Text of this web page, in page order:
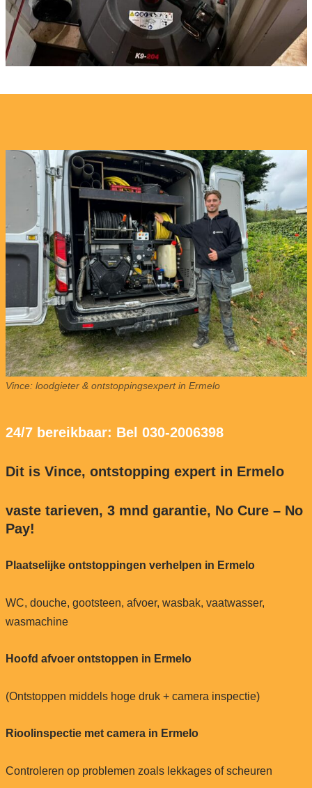
Vince: loodgieter & ontstoppingsexpert in Ermelo
24/7 bereikbaar: Bel 030-2006398
Dit is Vince, ontstopping expert in Ermelo
vaste tarieven, 3 mnd garantie, No Cure – No
Pay!
Plaatselijke ontstoppingen verhelpen in Ermelo
WC, douche, gootsteen, afvoer, wasbak, vaatwasser,
wasmachine
Hoofd afvoer ontstoppen in Ermelo
(Ontstoppen middels hoge druk + camera inspectie)
Rioolinspectie met camera in Ermelo
Controleren op problemen zoals lekkages of scheuren